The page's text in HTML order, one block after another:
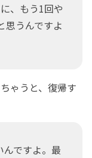
、もう1回や
思うんですよ
ゃうと、復帰す
ですよ。最